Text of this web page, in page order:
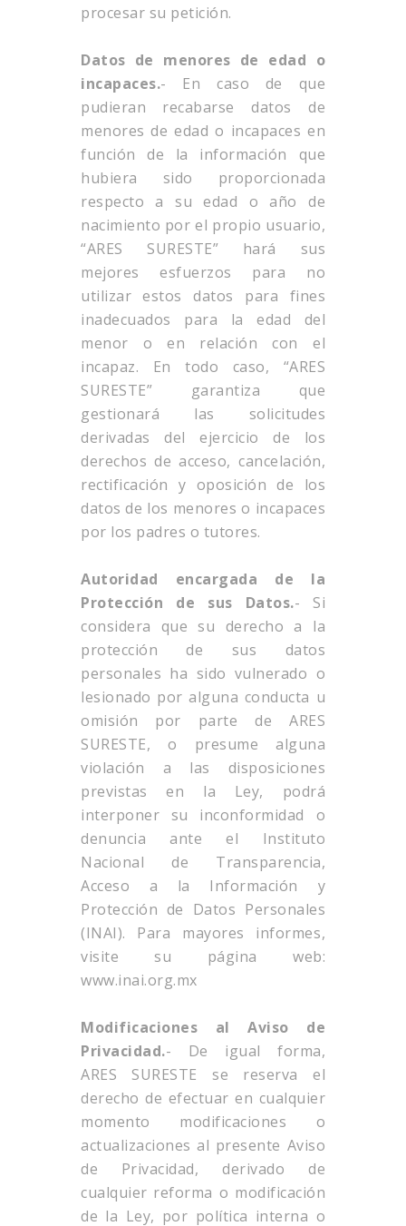
procesar su petición.
Datos de menores de edad o
incapaces.- En caso de que
pudieran recabarse datos de
menores de edad o incapaces en
función de la información que
hubiera sido proporcionada
respecto a su edad o año de
nacimiento por el propio usuario,
“ARES SURESTE” hará sus
mejores esfuerzos para no
utilizar estos datos para fines
inadecuados para la edad del
menor o en relación con el
incapaz. En todo caso, “ARES
SURESTE” garantiza que
gestionará las solicitudes
derivadas del ejercicio de los
derechos de acceso, cancelación,
rectificación y oposición de los
datos de los menores o incapaces
por los padres o tutores.
Autoridad encargada de la
Protección de sus Datos.- Si
considera que su derecho a la
protección de sus datos
personales ha sido vulnerado o
lesionado por alguna conducta u
omisión por parte de ARES
SURESTE, o presume alguna
violación a las disposiciones
previstas en la Ley, podrá
interponer su inconformidad o
denuncia ante el Instituto
Nacional de Transparencia,
Acceso a la Información y
Protección de Datos Personales
(INAI). Para mayores informes,
visite su página web:
www.inai.org.mx
Modificaciones al Aviso de
Privacidad.- De igual forma,
ARES SURESTE se reserva el
derecho de efectuar en cualquier
momento modificaciones o
actualizaciones al presente Aviso
de Privacidad, derivado de
cualquier reforma o modificación
de la Ley, por política interna o